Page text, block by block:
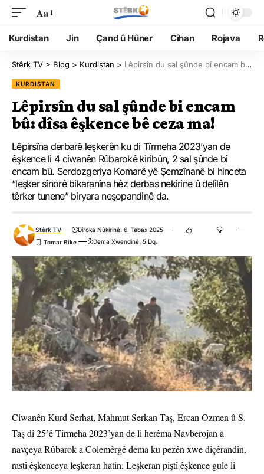
Aa
Kurdistan Jin Çand û Hûner Cîhan Rojava
Stêrk TV > Blog > Kurdistan > Lêpirsîn du sal şûnde bi encam bû: dîsa êşkence bê ceza ma!
KURDISTAN
Lêpirsîn du sal şûnde bi encam
bû: dîsa êşkence bê ceza ma!
Lêpirsîna derbarê leşkerên ku di Tîrmeha 2023’yan de
êşkence li 4 ciwanên Rûbarokê kiribûn, 2 sal şûnde bi
encam bû. Serdozgeriya Komarê yê Şemzînanê bi hinceta
“leşker sînorê bikaranîna hêz derbas nekirine û delîlên
têrker tunene” biryara neşopandinê da.
Stêrk TV
Dîroka Nûkirinê: 6. Tebax 2025
Dema Xwendinê: 5 Dq.
Ciwanên Kurd Serhat, Mahmut Serkan Taş, Ercan Ozmen û S.
Taş di 25’ê Tîrmeha 2023’yan de li herêma Navberojan a
navçeya Rûbarok a Colemêrgê dema ku pezên xwe diçêrandin,
rastî êşkenceya leşkeran hatin. Leşkeran piştî êşkence gule li